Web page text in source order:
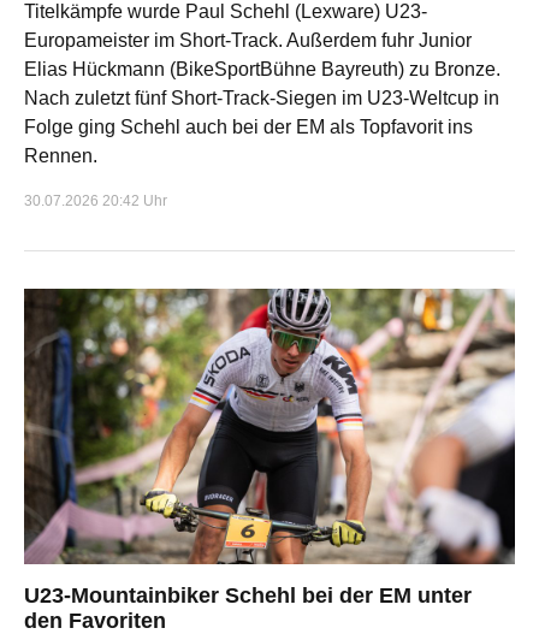
Titelkämpfe wurde Paul Schehl (Lexware) U23-
Europameister im Short-Track. Außerdem fuhr Junior
Elias Hückmann (BikeSportBühne Bayreuth) zu Bronze.
Nach zuletzt fünf Short-Track-Siegen im U23-Weltcup in
Folge ging Schehl auch bei der EM als Topfavorit ins
Rennen.
30.07.2026 20:42 Uhr
U23-Mountainbiker Schehl bei der EM unter
den Favoriten